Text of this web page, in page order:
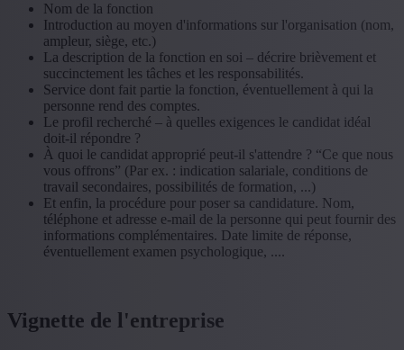
Nom de la fonction
Introduction au moyen d'informations sur l'organisation (nom,
ampleur, siège, etc.)
La description de la fonction en soi – décrire brièvement et
succinctement les tâches et les responsabilités.
Service dont fait partie la fonction, éventuellement à qui la
personne rend des comptes.
Le profil recherché – à quelles exigences le candidat idéal
doit-il répondre ?
À quoi le candidat approprié peut-il s'attendre ? “Ce que nous
vous offrons” (Par ex. : indication salariale, conditions de
travail secondaires, possibilités de formation, ...)
Et enfin, la procédure pour poser sa candidature. Nom,
téléphone et adresse e-mail de la personne qui peut fournir des
informations complémentaires. Date limite de réponse,
éventuellement examen psychologique, ....
Vignette de l'entreprise